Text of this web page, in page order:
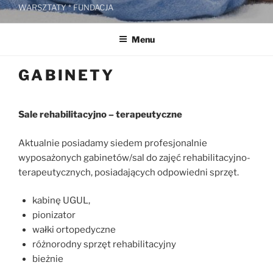
WARSZTATY * FUNDACJA
Menu
GABINETY
Sale rehabilitacyjno – terapeutyczne
Aktualnie posiadamy siedem profesjonalnie
wyposażonych gabinetów/sal do zajęć rehabilitacyjno-
terapeutycznych, posiadających odpowiedni sprzęt.
kabinę UGUL,
pionizator
wałki ortopedyczne
różnorodny sprzęt rehabilitacyjny
bieżnie